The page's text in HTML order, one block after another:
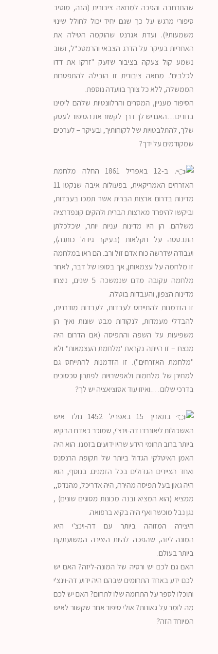
שהתרחבה והפכה למחאה ציבורית (הנה, מוטיב
סיפורי מרגש על כך שגם יחיד יכול לחולל שינוי
משמעותי!). ועדת אגרנט שהוקמה הטילה את
האחריות בעיקר על הדרג הצבאי והרמטכ"ל, ושוב
נשמע קול צעקה בציבור שזעק "זרקו את דדו
לכלבים". מחאה ציבורית זו הובילה להתפטרות
הממשלה, ללא כל צורך בוועדה נוספת.
הסיפור מעניין, המסרים והרלוונטיות שלהם לימינו
ברורים…האם יש לך דרך לקשור את הסיפור לעסק
שלך, להתלבטויות של לקוחותיך, ובעיקר – לערכים
שמקודמים על ידך?
. ב-12 באפריל 1861 החלה מלחמת
האזרחים האמריקאית, בפעולות איבה שנקטו 11
מדינות בדרום ארצות הברית אשר תמכו בעבדות,
וביקשו להיפרד מארצות הברית ולהקים קונפדרציה
משלהם. הן היו מדינות עניות יותר, שכלכלתן
התבססה על חקלאות (בעיקר גידול כותנה),
ועבודה שדרשה כוח אדם זול ורב. הם ראו במלחמה
זו מלחמה על עצמאותן, אך בסופו של דבר, לאחר
מלחמה עקובה מדם שנמשכה 5 שנים, ניצחו
מדינות הצפון, והעבדות בוטלה.
זו הזדמנות להתייחס לעבדות, לעבדות מודרנית,
להבדלי מעמדות, לנקודות מבט שונות ואיך הן
משפיעות על השפה והתפיסה (אם הדרום היה
מנצח – זו הייתה נקראת 'מלחמת העצמאות" ולא
"מלחמת האזרחים"). זו הזדמנות להתייחס גם
למחירן של מלחמות ולאפשרויות לפתרון סכסוכים
בדרכי שלום….ואיזו עוד אסוציאציה יש לך?
בתאריך 15 באפריל 1452 נולד איש
האשכולות ליאונרדו דה-וינצ'י, שמוכר כאדם הבקיא
ביותר ברוב תחומי הידע שהיו ידועים בזמנו. הוא היה
האמן האיטלקי הגדול ביותר של תקופת הרנסנס
ואחד הציירים הגדולים בכל הזמנים. בנוסף, הוא
היה גאון בעל תפיסה מהירה, היה אדריכל, מהנדס,,
ממציא (הוא המציא ובנה מכונות מסוגים שונים) ,
נגן נבל מוכשר ואף היה בקיא ברפואה.
היצירה המזוהה ביותר עם דה-וינצ'י היא
המונה-ליזה, שהפכה להיות היצירה המשועתקת
ביותר בעולם.
האם גם לכם יש ורסיה של המונה-ליזה? האם יש
לכם ידע באחד התחומים שבהם היה ידוע דה-וינצ'י
ותוכלו לספר על התרומה שלו לתחום? האם יש לכם
מה לומר על גאונות? אולי סיפור אחר שקשור לאיש
המיוחד הזה?